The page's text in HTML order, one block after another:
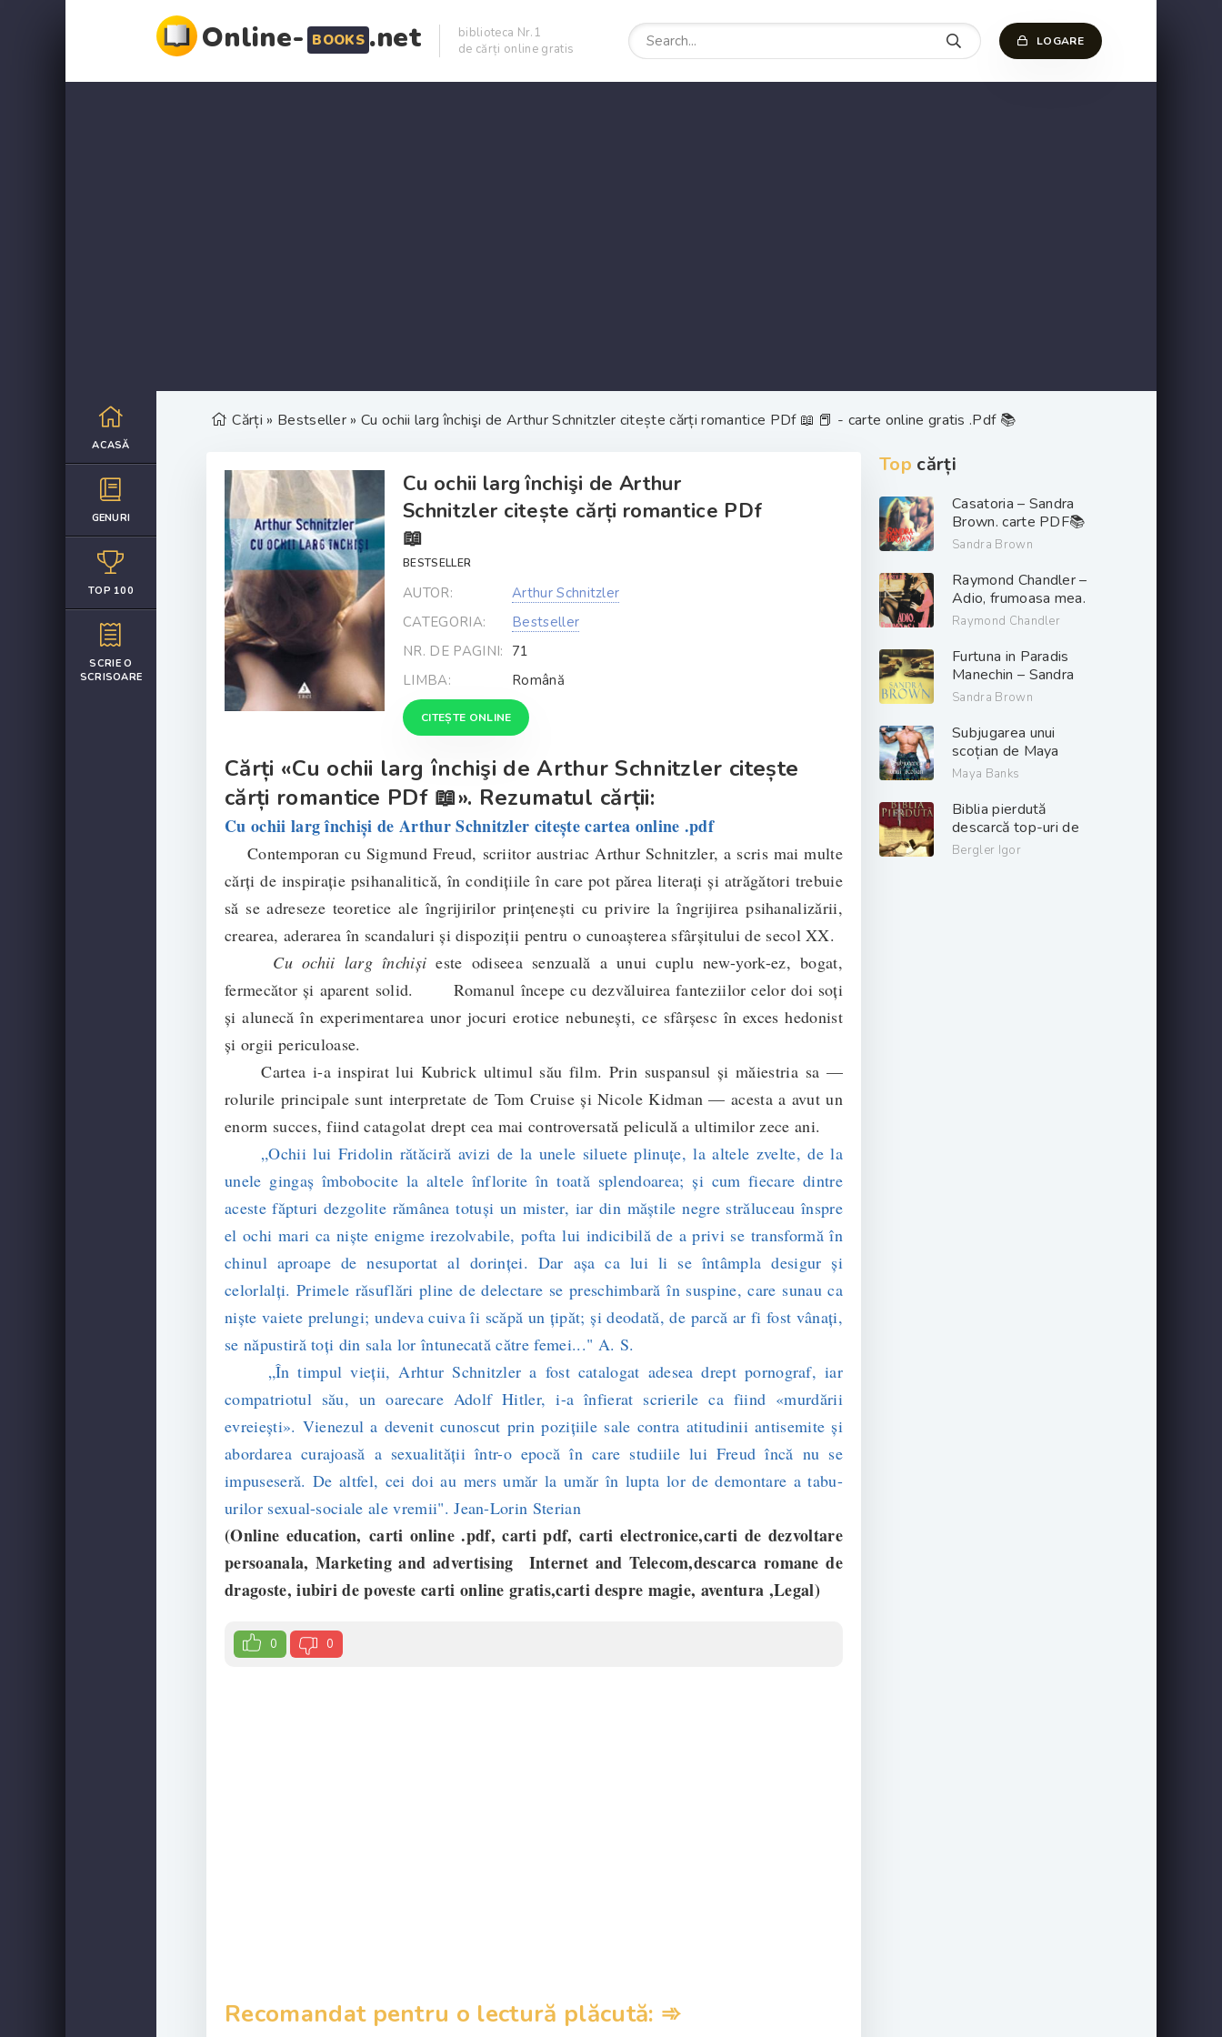
Online- BOOKS .net
biblioteca Nr.1
de cărți online gratis
LOGARE
ACASĂ
GENURI
TOP 100
SCRIE O
SCRISOARE
Cărți » Bestseller » Cu ochii larg închişi de Arthur Schnitzler citește cărți romantice PDf 📖 📕 - carte online gratis .Pdf 📚
Cu ochii larg închişi de Arthur
Schnitzler citește cărți romantice PDf
📖
BESTSELLER
AUTOR:
Arthur Schnitzler
CATEGORIA:
Bestseller
NR. DE PAGINI: 71
LIMBA:
Română
CITEȘTE ONLINE
Cărți «Cu ochii larg închişi de Arthur Schnitzler citește
cărți romantice PDf 📖». Rezumatul cărții:
Cu ochii larg închişi de Arthur Schnitzler citește cartea online .pdf
Contemporan cu Sigmund Freud, scriitor austriac Arthur Schnitzler, a scris mai multe
cărți de inspirație psihanalitică, în condițiile în care pot părea literați și atrăgători trebuie
să se adreseze teoretice ale îngrijirilor prințenești cu privire la îngrijirea psihanalizării,
crearea, aderarea în scandaluri și dispoziții pentru o cunoașterea sfârșitului de secol XX.
Cu ochii larg închişi este odiseea senzuală a unui cuplu new-york-ez, bogat,
fermecător şi aparent solid. Romanul începe cu dezvăluirea fanteziilor celor doi soţi
şi alunecă în experimentarea unor jocuri erotice nebuneşti, ce sfârşesc în exces hedonist
şi orgii periculoase.
Cartea i-a inspirat lui Kubrick ultimul său film. Prin suspansul şi măiestria sa —
rolurile principale sunt interpretate de Tom Cruise şi Nicole Kidman — acesta a avut un
enorm succes, fiind catagolat drept cea mai controversată peliculă a ultimilor zece ani.
„Ochii lui Fridolin rătăciră avizi de la unele siluete plinuţe, la altele zvelte, de la
unele gingaş îmbobocite la altele înflorite în toată splendoarea; şi cum fiecare dintre
aceste făpturi dezgolite rămânea totuşi un mister, iar din măştile negre străluceau înspre
el ochi mari ca nişte enigme irezolvabile, pofta lui indicibilă de a privi se transformă în
chinul aproape de nesuportat al dorinţei. Dar aşa ca lui li se întâmpla desigur şi
celorlalţi. Primele răsuflări pline de delectare se preschimbară în suspine, care sunau ca
nişte vaiete prelungi; undeva cuiva îi scăpă un ţipăt; şi deodată, de parcă ar fi fost vânaţi,
se năpustiră toţi din sala lor întunecată către femei..." A. S.
„În timpul vieţii, Arhtur Schnitzler a fost catalogat adesea drept pornograf, iar
compatriotul său, un oarecare Adolf Hitler, i-a înfierat scrierile ca fiind «murdării
evreieşti». Vienezul a devenit cunoscut prin poziţiile sale contra atitudinii antisemite şi
abordarea curajoasă a sexualităţii într-o epocă în care studiile lui Freud încă nu se
impuseseră. De altfel, cei doi au mers umăr la umăr în lupta lor de demontare a tabu-
urilor sexual-sociale ale vremii". Jean-Lorin Sterian
(Online education, carti online .pdf, carti pdf, carti electronice,carti de dezvoltare
persoanala, Marketing and advertising Internet and Telecom,descarca romane de
dragoste, iubiri de poveste carti online gratis,carti despre magie, aventura ,Legal)
0 0
Recomandat pentru o lectură plăcută: ➾
Top cărți
Casatoria – Sandra
Brown. carte PDF📚
Sandra Brown
Raymond Chandler –
Adio, frumoasa mea.
PDF📚
Raymond Chandler
Furtuna in Paradis
Manechin – Sandra
Brown. PDF📚
Sandra Brown
Subjugarea unui
scoțian de Maya
Banks descarcă carți
gratis .pdf 📖
Maya Banks
Biblia pierdută
descarcă top-uri de
cărți online gratis
Bergler Igor